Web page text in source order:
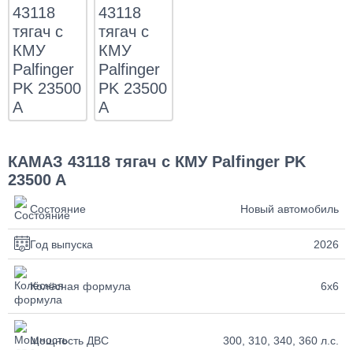
КАМАЗ 43118 тягач с КМУ Palfinger PK
23500 A
Состояние Новый автомобиль
Год выпуска 2026
Колёсная формула 6х6
Мощность ДВС 300, 310, 340, 360 л.с.